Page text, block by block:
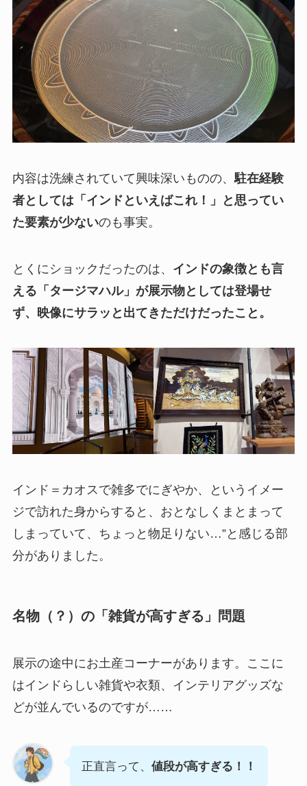
内容は洗練されていて興味深いものの、駐在経験
者としては「インドといえばこれ！」と思ってい
た要素が少ないのも事実。
とくにショックだったのは、 インドの象徴とも言
える「タージマハル」が展示物としては登場せ
ず、映像にサラッと出てきただけだったこと。
インド＝カオスで雑多でにぎやか、というイメー
ジで訪れた身からすると、おとなしくまとまって
しまっていて、ちょっと物足りない…”と感じる部
分がありました。
名物（？）の「雑貨が高すぎる」問題
展示の途中にお土産コーナーがあります。ここに
はインドらしい雑貨や衣類、インテリアグッズな
どが並んでいるのですが……
正直言って、 値段が高すぎる！！